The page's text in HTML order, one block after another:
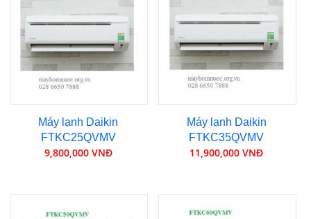
Máy lạnh Daikin
FTKC25QVMV
9,800,000 VNĐ
Máy lạnh Daikin
FTKC35QVMV
11,900,000 VNĐ